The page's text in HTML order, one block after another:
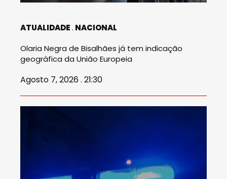
ATUALIDADE NACIONAL
Olaria Negra de Bisalhães já tem indicação
geográfica da União Europeia
Agosto 7, 2026 . 21:30